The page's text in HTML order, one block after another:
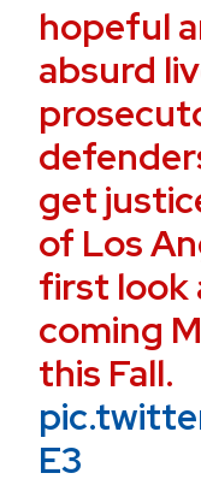
hopeful
absurd
get
of Los
first look
coming
this Fall.
E3